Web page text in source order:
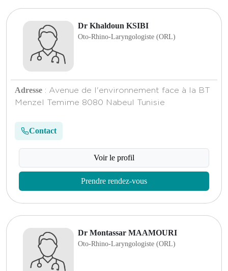
Dr Khaldoun KSIBI
Oto-Rhino-Laryngologiste (ORL)
Adresse : Avenue de l'environnement face à la BT
Menzel Temime 8080 Nabeul Tunisie
Contact
Voir le profil
Prendre rendez-vous
Dr Montassar MAAMOURI
Oto-Rhino-Laryngologiste (ORL)